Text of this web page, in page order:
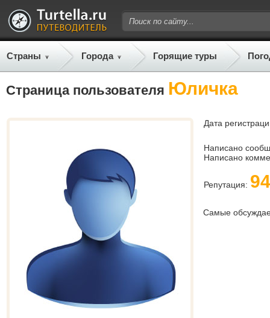
Страны Города Горящие туры
Страница пользователя Юличка
Дата
Написано
Написано
Репутация: 94
Самые